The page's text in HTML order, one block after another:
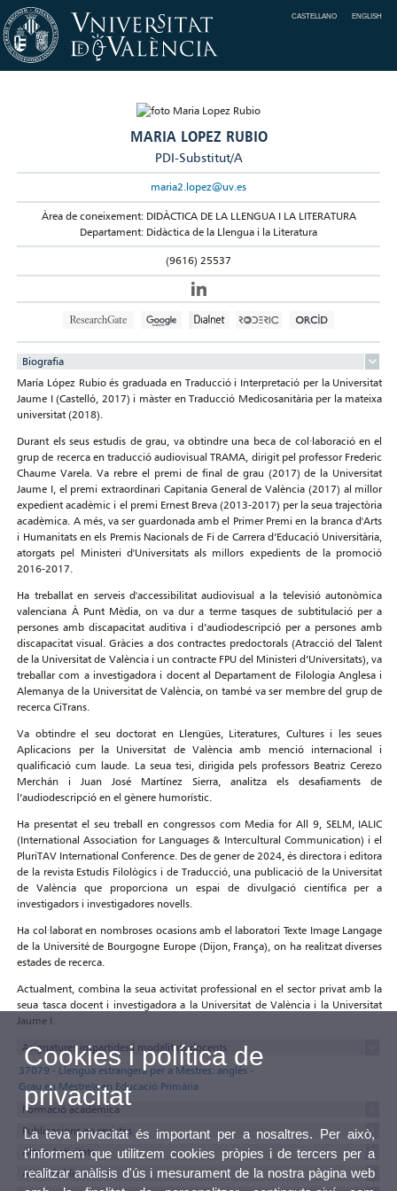
CASTELLANO ENGLISH
MARIA LOPEZ RUBIO
PDI-Substitut/A
maria2.lopez@uv.es
Àrea de coneixement: DIDÀCTICA DE LA LLENGUA I LA LITERATURA
Departament: Didàctica de la Llengua i la Literatura
(9616) 25537
Biografia
María López Rubio és graduada en Traducció i Interpretació per la Universitat
Jaume I (Castelló, 2017) i màster en Traducció Medicosanitària per la mateixa
universitat (2018).
Durant els seus estudis de grau, va obtindre una beca de col·laboració en el
grup de recerca en traducció audiovisual TRAMA, dirigit pel professor Frederic
Chaume Varela. Va rebre el premi de final de grau (2017) de la Universitat
Jaume I, el premi extraordinari Capitania General de València (2017) al millor
expedient acadèmic i el premi Ernest Breva (2013-2017) per la seua trajectòria
acadèmica. A més, va ser guardonada amb el Primer Premi en la branca d'Arts
i Humanitats en els Premis Nacionals de Fi de Carrera d’Educació Universitària,
atorgats pel Ministeri d'Universitats als millors expedients de la promoció
2016-2017.
Ha treballat en serveis d'accessibilitat audiovisual a la televisió autonòmica
valenciana À Punt Mèdia, on va dur a terme tasques de subtitulació per a
persones amb discapacitat auditiva i d’audiodescripció per a persones amb
discapacitat visual. Gràcies a dos contractes predoctorals (Atracció del Talent
de la Universitat de València i un contracte FPU del Ministeri d’Universitats), va
treballar com a investigadora i docent al Departament de Filologia Anglesa i
Alemanya de la Universitat de València, on també va ser membre del grup de
recerca CiTrans.
Va obtindre el seu doctorat en Llengües, Literatures, Cultures i les seues
Aplicacions per la Universitat de València amb menció internacional i
qualificació cum laude. La seua tesi, dirigida pels professors Beatriz Cerezo
Merchán i Juan José Martínez Sierra, analitza els desafiaments de
l’audiodescripció en el gènere humorístic.
Ha presentat el seu treball en congressos com Media for All 9, SELM, IALIC
(International Association for Languages & Intercultural Communication) i el
PluriTAV International Conference. Des de gener de 2024, és directora i editora
de la revista Estudis Filològics i de Traducció, una publicació de la Universitat
de València que proporciona un espai de divulgació científica per a
investigadors i investigadores novells.
Ha col·laborat en nombroses ocasions amb el laboratori Texte Image Langage
de la Université de Bourgogne Europe (Dijon, França), on ha realitzat diverses
estades de recerca.
Actualment, combina la seua activitat professional en el sector privat amb la
seua tasca docent i investigadora a la Universitat de València i la Universitat
Jaume I.
Asignatures impartides i modalitats docents
37079 - Llengua estrangera per a Mestres: anglés -
Grau en Mestre/a en Educació Primària
Formació acadèmica
Publicacions en revistes
Altres Activitats
Altres Publicacions
Cookies i política de
privacitat
La teva privacitat és important per a nosaltres. Per això,
t'informem que utilitzem cookies pròpies i de tercers per a
realitzar anàlisis d'ús i mesurament de la nostra pàgina web